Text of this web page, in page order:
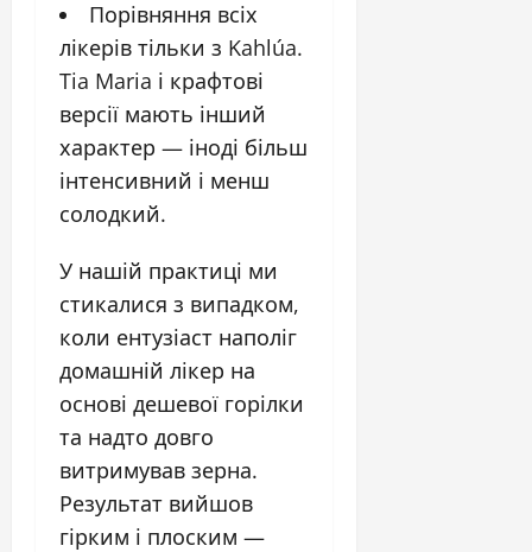
Порівняння всіх
лікерів тільки з Kahlúa.
Tia Maria і крафтові
версії мають інший
характер — іноді більш
інтенсивний і менш
солодкий.
У нашій практиці ми
стикалися з випадком,
коли ентузіаст наполіг
домашній лікер на
основі дешевої горілки
та надто довго
витримував зерна.
Результат вийшов
гірким і плоским —